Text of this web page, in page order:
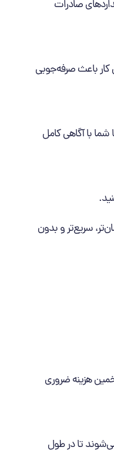
صادرات
کار باعث صرفه‌جویی
شما با آگاهی کامل
سریع‌تر و بدون
هزینه ضروری
تا در طول